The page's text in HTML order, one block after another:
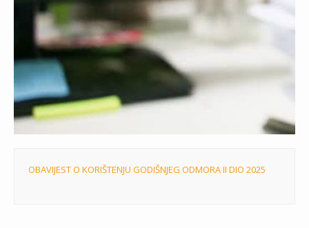
OBAVIJEST O KORIŠTENJU GODIŠNJEG ODMORA II DIO 2025